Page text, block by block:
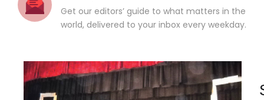
Get our editors’ guide to what matters in the
world, delivered to your inbox every weekday.